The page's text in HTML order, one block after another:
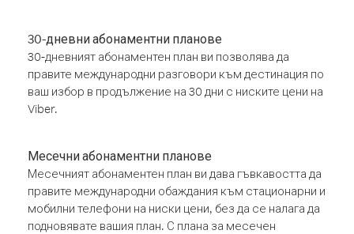
30-дневни абонаментни планове
30-дневният абонаментен план ви позволява да
правите международни разговори към дестинация по
ваш избор в продължение на 30 дни с ниските цени на
Viber.
Месечни абонаментни планове
Месечният абонаментен план ви дава гъвкавостта да
правите международни обаждания към стационарни и
мобилни телефони на ниски цени, без да се налага да
подновявате вашия план. С плана за месечен